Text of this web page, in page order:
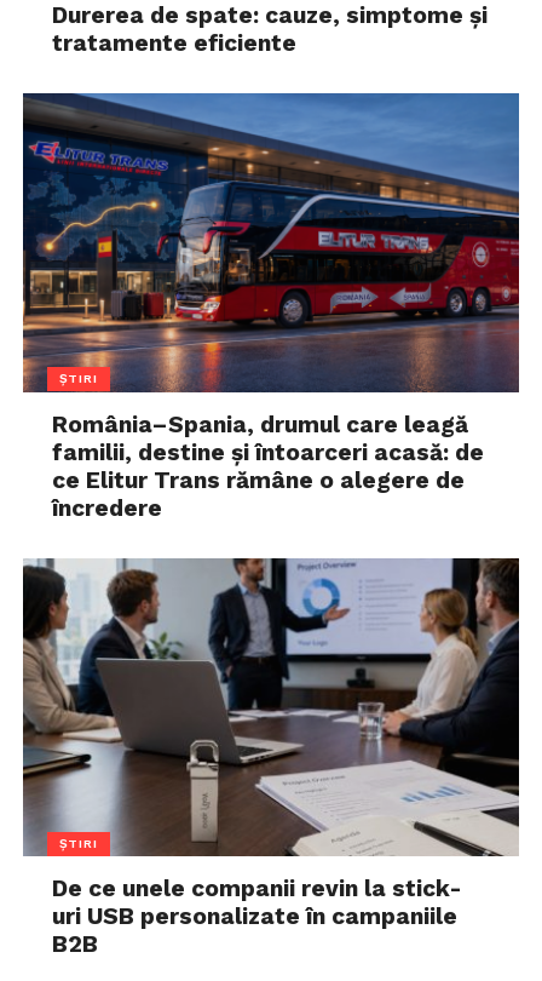
Durerea de spate: cauze, simptome și
tratamente eficiente
ȘTIRI
România–Spania, drumul care leagă
familii, destine și întoarceri acasă: de
ce Elitur Trans rămâne o alegere de
încredere
ȘTIRI
De ce unele companii revin la stick-
uri USB personalizate în campaniile
B2B